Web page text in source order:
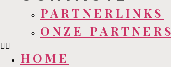
PARTNERLINKS
ONZE PARTNERS
HOME